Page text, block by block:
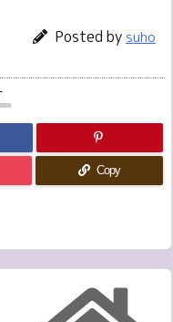
Posted by suho
Copy